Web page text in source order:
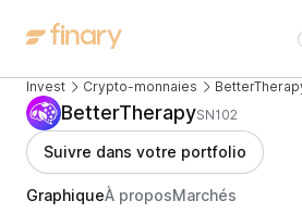
Invest Crypto-monnaies
BetterTherapySN102
Suivre dans votre portfolio
GraphiqueÀ proposMarchés